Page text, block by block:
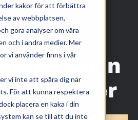
kakor för att förbättra
av webbplatsen,
göra analyser om våra
och i andra medier. Mer
vi använder finns i vår
vi inte att spåra dig när
För att kunna respektera
placera en kaka i din
kan se till att du inte
tar in
miljoner